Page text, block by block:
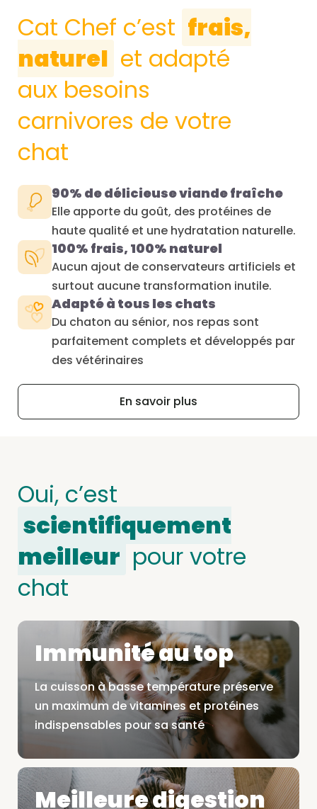
Cat Chef c’est frais,
naturel et adapté
aux besoins
carnivores de votre
chat
90% de délicieuse viande fraîche
Elle apporte du goût, des protéines de
haute qualité et une hydratation naturelle.
100% frais, 100% naturel
Aucun ajout de conservateurs artificiels et
surtout aucune transformation inutile.
Adapté à tous les chats
Du chaton au sénior, nos repas sont
parfaitement complets et développés par
des vétérinaires
En savoir plus
Oui, c’est
scientifiquement
meilleur pour votre
chat
Immunité au top
La cuisson à basse température préserve
un maximum de vitamines et protéines
indispensables pour sa santé
Meilleure digestion